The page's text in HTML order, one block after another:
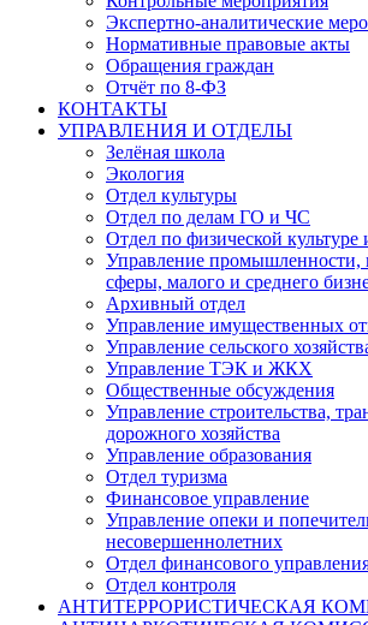
Экспертно-аналитические
Нормативные правовые акты
Обращения граждан
Отчёт по 8-ФЗ
КОНТАКТЫ
УПРАВЛЕНИЯ И ОТДЕЛЫ
Зелёная школа
Экология
Отдел культуры
Отдел по делам ГО и ЧС
Отдел по физической культуре
Управление промышленности,
сферы, малого и среднего
Архивный отдел
Управление имущественных
Управление сельского
Управление ТЭК и ЖКХ
Общественные обсуждения
Управление строительства,
дорожного хозяйства
Управление образования
Отдел туризма
Финансовое управление
Управление опеки и
несовершеннолетних
Отдел финансового
Отдел контроля
АНТИТЕРРОРИСТИЧЕСКАЯ